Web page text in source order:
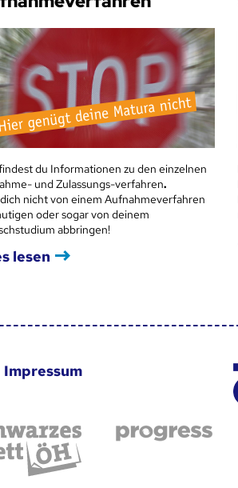
du Informationen zu den einzelnen
und Zulassungs-verfahren.
nicht von einem Aufnahmeverfahren
oder sogar von deinem
abbringen!
lesen
Impressum